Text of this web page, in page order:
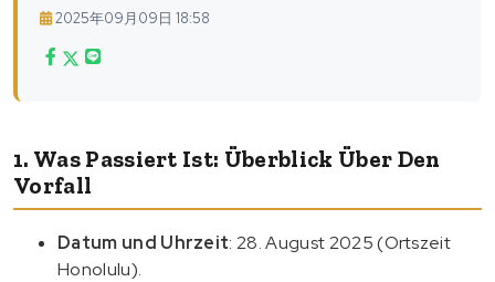
2025年09月09日 18:58
1. Was Passiert Ist: Überblick Über Den
Vorfall
Datum und Uhrzeit: 28. August 2025 (Ortszeit
Honolulu).